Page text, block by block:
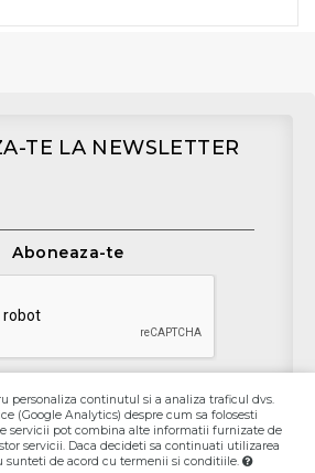
TE LA NEWSLETTER
Aboneaza-te
personaliza continutul si a analiza traficul dvs.
(Google Analytics) despre cum sa folosesti
servicii pot combina alte informatii furnizate de
servicii. Daca decideti sa continuati utilizarea
sunteti de acord cu termenii si conditiile.